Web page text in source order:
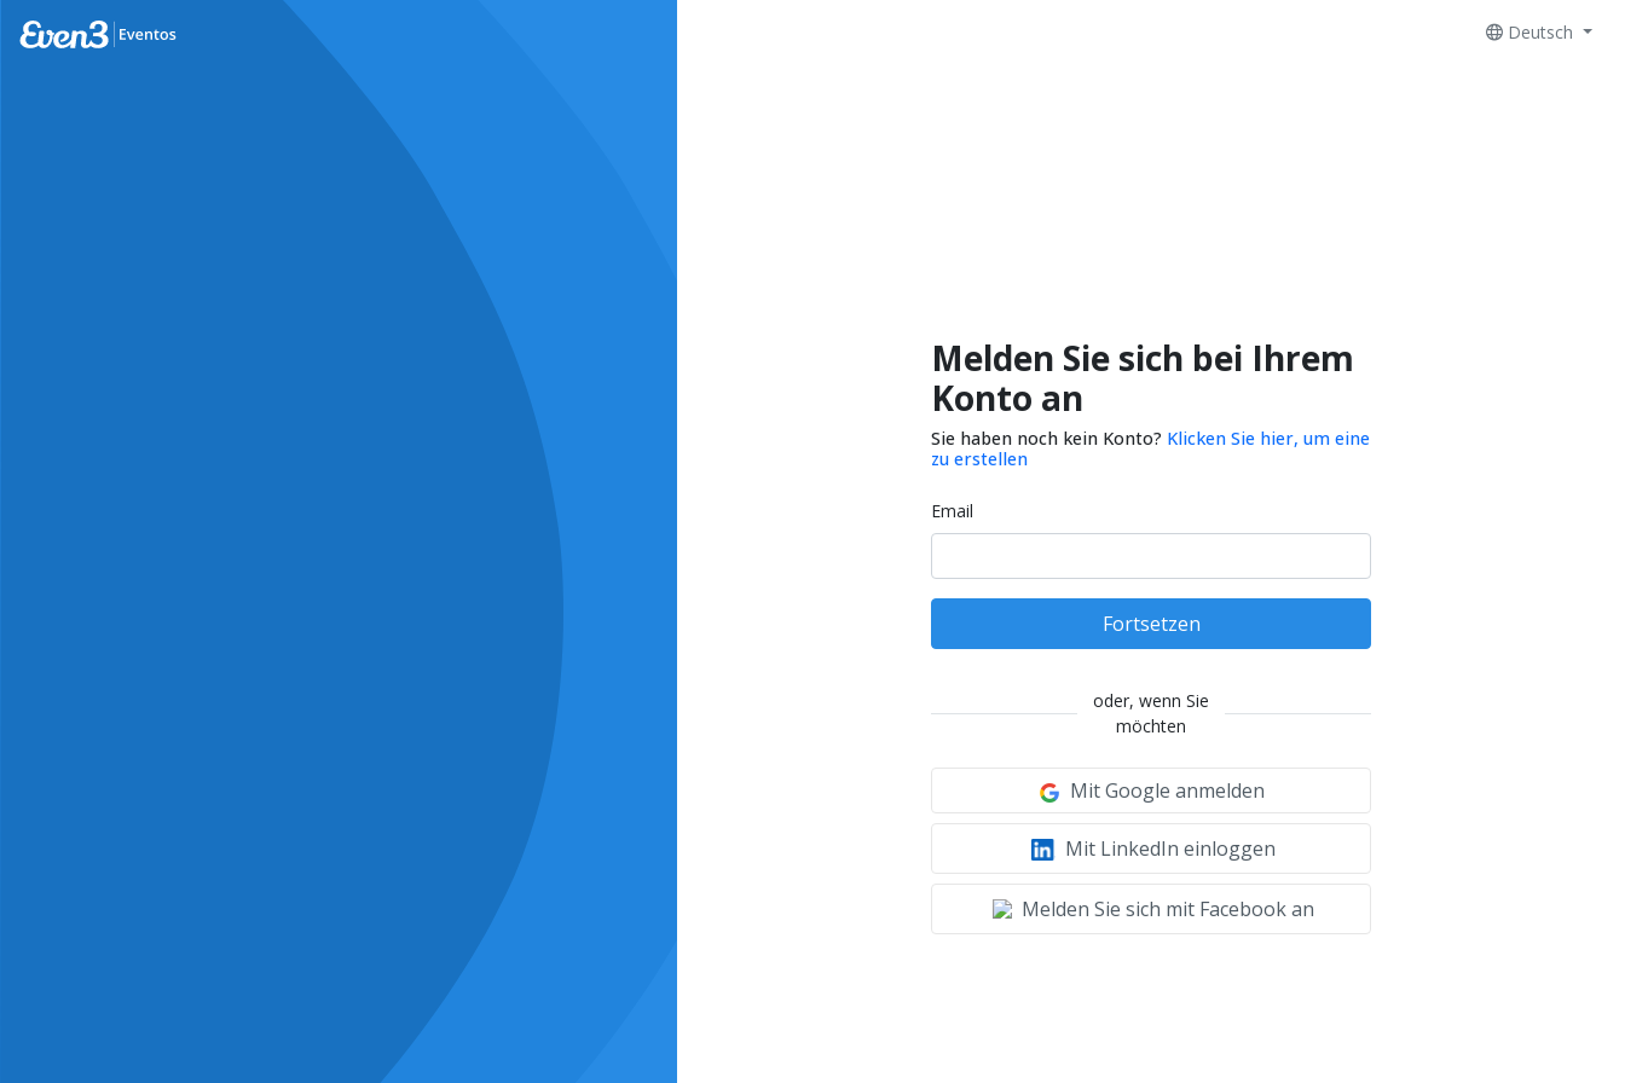
Deutsch
Melden Sie sich bei Ihrem
Konto an
Sie haben noch kein Konto? Klicken Sie hier, um eine
zu erstellen
Email
Fortsetzen
oder, wenn Sie
möchten
Mit Google anmelden
Mit LinkedIn einloggen
Melden Sie sich mit Facebook an